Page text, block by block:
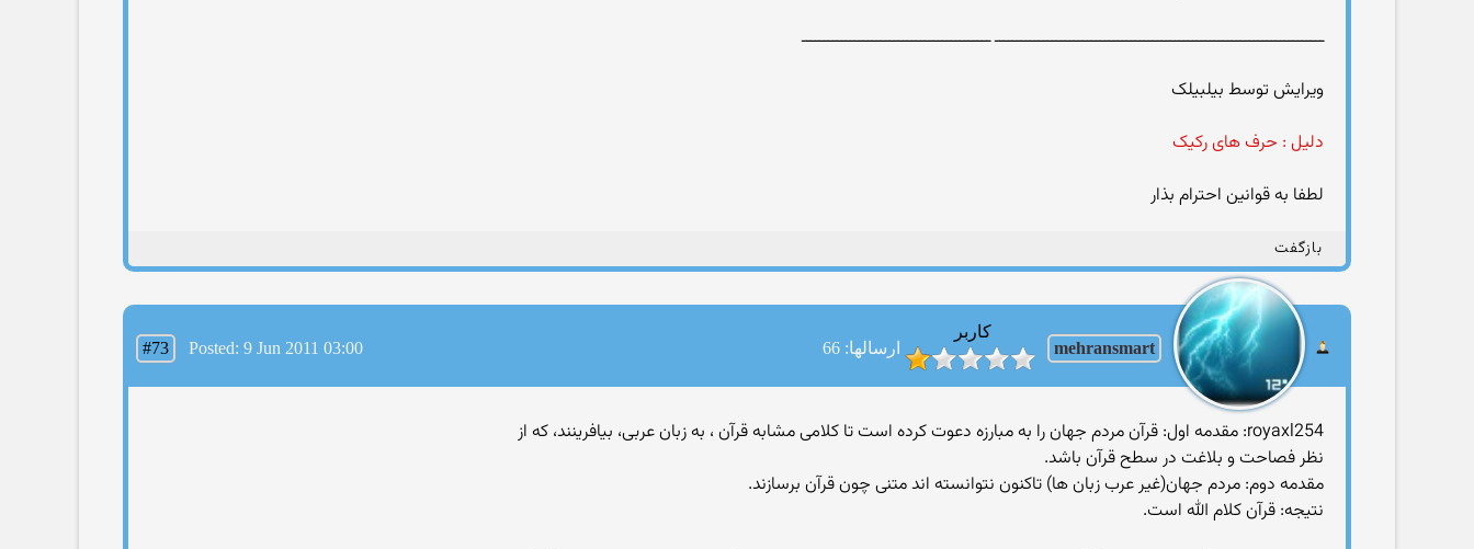
ـــــــــــــــــــــــــــــــــــــــــــــــــــــــــــــــــــــــــــ ـــــــــــــــــــــــــــــــــــــــــــ
ویرایش توسط بیلبیلک
دلیل : حرف های رکیک
لطفا به قوانین احترام بذار
بازگفت
mehransmart
کاربر
ارسالها: 66
#73 Posted: 9 Jun 2011 03:00
royaxl254: مقدمه اول: قرآن مردم جهان را به مبارزه دعوت کرده است تا کلامی مشابه قرآن ، به زبان عربی، بيافرينند، که از
نظر فصاحت و بلاغت در سطح قرآن باشد.
مقدمه دوم: مردم جهان(غير عرب زبان ها) تاکنون نتوانسته اند متنی چون قرآن برسازند.
نتيجه: قرآن کلام الله است.